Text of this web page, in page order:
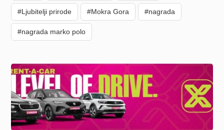
#Ljubitelji prirode #Mokra Gora #nagrada
#nagrada marko polo